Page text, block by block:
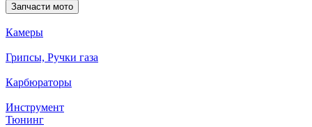
Запчасти мото
Камеры
Грипсы, Ручки газа
Карбюраторы
Инструмент
Тюнинг